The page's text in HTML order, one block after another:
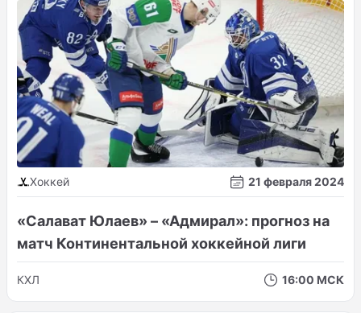
Хоккей 21 февраля 2024
«Салават Юлаев» – «Адмирал»: прогноз на
матч Континентальной хоккейной лиги
КХЛ 16:00 МСК